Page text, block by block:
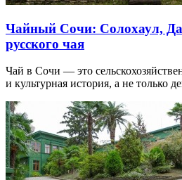
Чайный Сочи: Солохаул,
русского чая
Чай в Сочи — это
и культурная история, а не только